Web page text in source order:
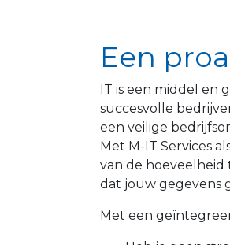
Een
IT is een middel en
succesvolle
een veilige
Met M-IT Services
van de
dat jouw gegevens
Met een